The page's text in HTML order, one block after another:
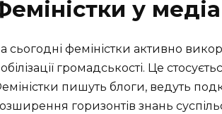
у
сьогодні феміністки активно
громадськості. Це
пишуть блоги, ведуть
горизонтів знань